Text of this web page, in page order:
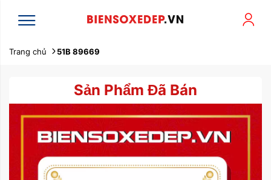
Trang chủ 51B 89669
Sản Phẩm Đã Bán